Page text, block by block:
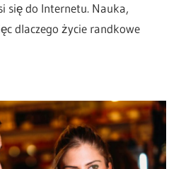
się do Internetu. Nauka,
dlaczego życie randkowe